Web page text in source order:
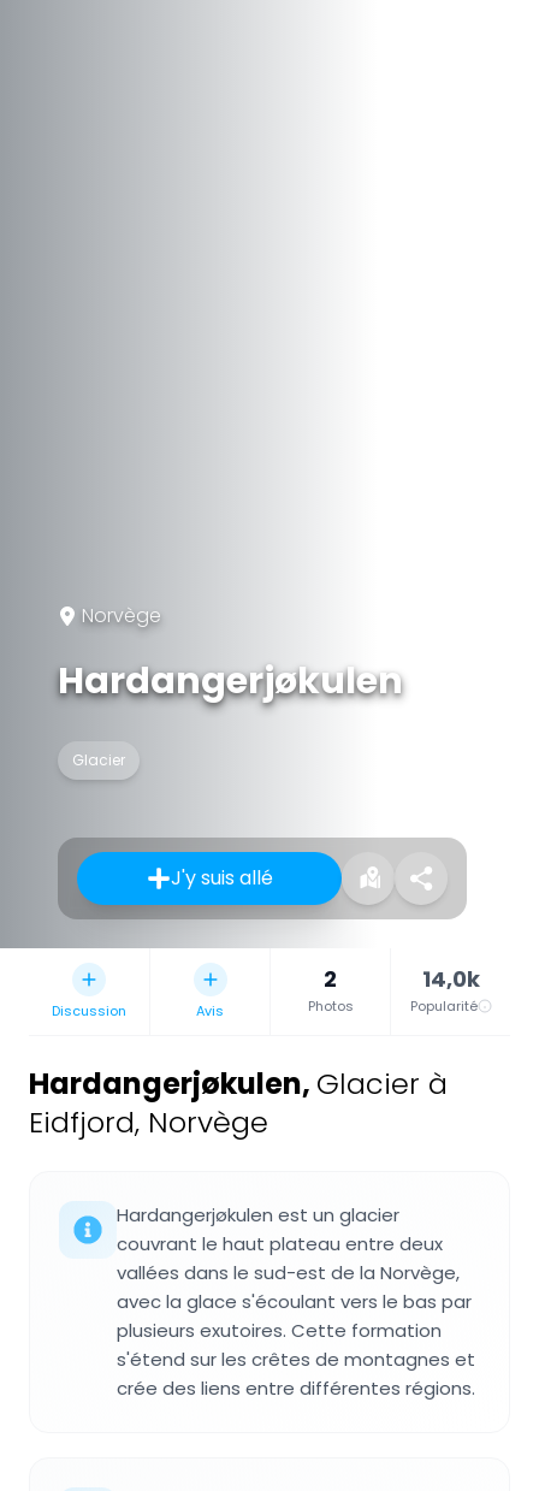
Norvège
Hardangerjøkulen
Glacier
J'y suis allé
Discussion Avis
2
Photos
14,0k
Popularité
Hardangerjøkulen, Glacier à
Eidfjord, Norvège
Hardangerjøkulen est un glacier
couvrant le haut plateau entre deux
vallées dans le sud-est de la Norvège,
avec la glace s'écoulant vers le bas par
plusieurs exutoires. Cette formation
s'étend sur les crêtes de montagnes et
crée des liens entre différentes régions.